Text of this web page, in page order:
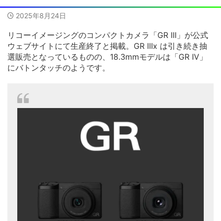
2025年8月24日
リコーイメージングのコンパクトカメラ「GR III」が公式
ウェブサイトにて生産終了と掲載。GR IIIx は引き続き抽
選販売となっているものの、18.3mmモデルは「GR IV」
にバトンタッチのようです。